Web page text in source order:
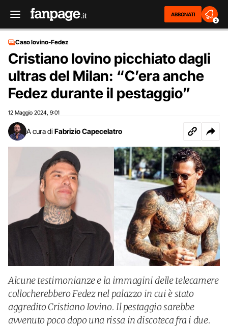
ABBONATI
2
Caso Iovino-Fedez
Cristiano Iovino picchiato dagli
ultras del Milan: “C’era anche
Fedez durante il pestaggio”
12 Maggio 2024 9:01
A cura di Fabrizio Capecelatro
Alcune testimonianze e la immagini delle telecamere
collocherebbero Fedez nel palazzo in cui è stato
aggredito Cristiano Iovino. Il pestaggio sarebbe
avvenuto poco dopo una rissa in discoteca fra i due.